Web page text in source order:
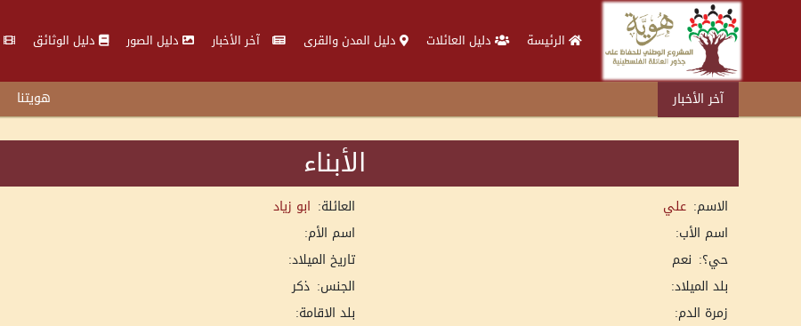
الرئيسة دليل العائلات دليل المدن والقرى آخر الأخبار دليل الصور دليل الوثائق
آخر الأخبار هويتنا
الأبناء
الاسم: علي العائلة: ابو زياد
اسم الأب:
اسم الأم:
حي؟: نعم
تاريخ الميلاد:
بلد الميلاد:
الجنس: ذكر
زمرة الدم:
بلد الاقامة: